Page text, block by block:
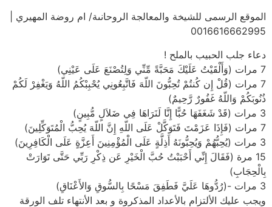
الموقع الرسمى للشيخة والمعالجة الروحانىة/ ام روضة المهيري |
0016616662995
دعاء جلب الحبيب بالملح !
7 مرات (وَأَلْقَيْتُ عَلَيْكَ مَحَبَّةً مِّنِّي وَلِتُصْنَعَ عَلَى عَيْنِي)
7 مرات (قُلْ إِن كُنتُمْ تُحِبُّونَ اللّهَ فَاتَّبِعُونِي يُحْبِبْكُمُ اللّهُ وَيَغْفِرْ لَكُمْ
ذُنُوبَكُمْ وَاللّهُ غَفُورٌ رَّحِيمٌ)
3 مرات (قَدْ شَغَفَهَا حُبًّا إِنَّا لَنَرَاهَا فِي ضَلاَلٍ مُّبِينٍ)
7 مرات (فَإِذَا عَزَمْتَ فَتَوَكَّلْ عَلَى اللّهِ إِنَّ اللّهَ يُحِبُّ الْمُتَوَكِّلِينَ)
3 مرات (يُحِبُّهُمْ وَيُحِبُّونَهُ أَذِلَّةٍ عَلَى الْمُؤْمِنِينَ أَعِزَّةٍ عَلَى الْكَافِرِينَ)
15 مرة (فَقَالَ إِنِّي أَحْبَبْتُ حُبَّ الْخَيْرِ عَن ذِكْرِ رَبِّي حَتَّى تَوَارَتْ
بِالْحِجَابِ)
3 مرات -(رُدُّوهَا عَلَيَّ فَطَفِقَ مَسْحًا بِالسُّوقِ وَالأَعْنَاقِ)
ويجب عليك الألتزام بالأعداد المذكروة و بعد الأنتهاء تلف الورقة